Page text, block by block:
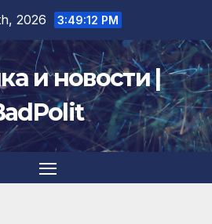
2026 3:49:13 PM
и новости |